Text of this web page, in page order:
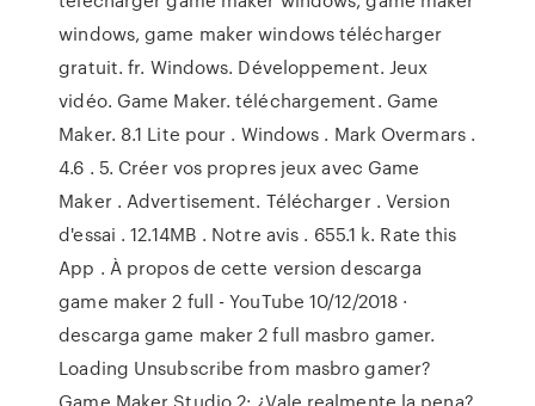
windows, game maker windows télécharger
gratuit. fr. Windows. Développement. Jeux
vidéo. Game Maker. téléchargement. Game
Maker. 8.1 Lite pour . Windows . Mark Overmars .
4.6 . 5. Créer vos propres jeux avec Game
Maker . Advertisement. Télécharger . Version
d'essai . 12.14MB . Notre avis . 655.1 k. Rate this
App . À propos de cette version descarga
game maker 2 full - YouTube 10/12/2018 ·
descarga game maker 2 full masbro gamer.
Loading Unsubscribe from masbro gamer?
Game Maker Studio 2: ¿Vale realmente la pena?